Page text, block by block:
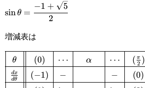
\sin\theta=\cfrac{-1+\sqrt{5}}
sinθ =
2
−1 + 5
増減表は
\def\arraystretch{1.5}\begin{array}
{|c||c|c|c|c|c|}\hline\theta&
θ
dθ
dx
(0)
(−1)
⋯
−
α
⋯
−
( 2
π )
(0)